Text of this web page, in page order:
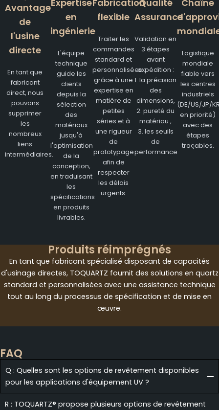
Avantage
de
l'usine
directe
En tant que
fabricant
direct, nous
pouvons
supprimer
les
nombreux
liens
intermédiaires.
Expertise
en
ingénierie
L'équipe
technique
guide les
clients
depuis la
sélection
des
matériaux
jusqu'à
l'optimisation
de la
conception,
en traduisant
les
spécifications
en produits
livrables.
Fabrication
flexible
Traiter les
commandes
standard et
personnalisées
grâce à une
expertise en
matière de
petites
séries et à
une rigueur
de
prototypage
afin de
respecter
les délais
urgents.
Qualité
Assurance
Validation en
3 étapes
avant
expédition :
1. la précision
des
dimensions,
2. pureté du
matériau ,
3. les seuils
de
performance
Chaîne
Logistique
mondiale
fiable vers
les centres
industriels
(DE/US/JP/
en priorité)
avec des
étapes
traçables.
Produits réimprégnés
En tant que fabricant spécialisé disposant de capacités
d'usinage directes, TOQUARTZ fournit des solutions en quartz
standard et personnalisées avec une assistance technique
tout au long du processus de spécification et de mise en
œuvre.
FAQ
Q : Quelles sont les options de revêtement disponibles
pour les applications d'équipement UV ?
R : TOQUARTZ® propose plusieurs options de revêtement